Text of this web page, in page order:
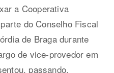
a Cooperativa
do Conselho Fiscal
de Braga durante
de vice-provedor em
passando,